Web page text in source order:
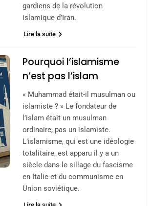
gardiens de la révolution
islamique d’Iran.
Lire la suite
Pourquoi l’islamisme
n’est pas l’islam
« Muhammad était-il musulman ou
islamiste ? » Le fondateur de
l’islam était un musulman
ordinaire, pas un islamiste.
L’islamisme, qui est une idéologie
totalitaire, est apparu il y a un
siècle dans le sillage du fascisme
en Italie et du communisme en
Union soviétique.